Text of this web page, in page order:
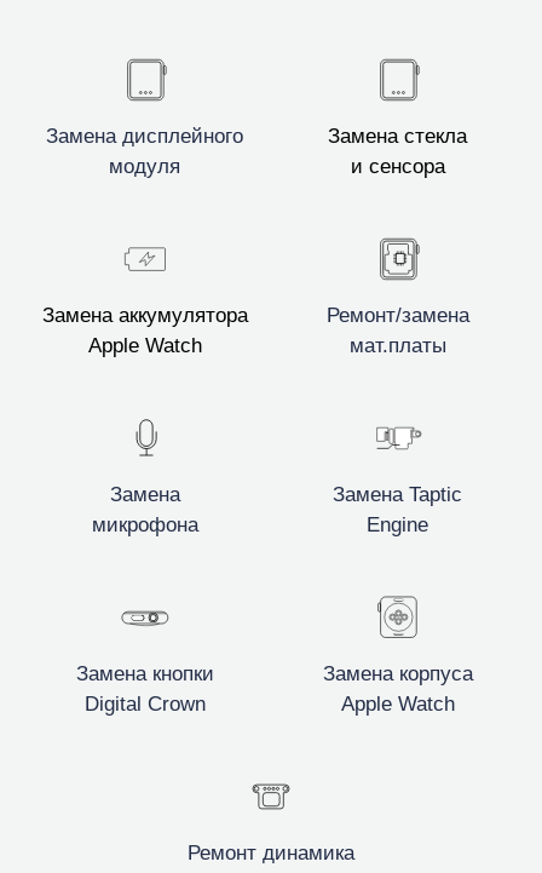
Замена дисплейного
модуля
Замена стекла
и сенсора
Замена аккумулятора
Apple Watch
Ремонт/замена
мат.платы
Замена
микрофона
Замена Taptic
Engine
Замена кнопки
Digital Crown
Замена корпуса
Apple Watch
Ремонт динамика